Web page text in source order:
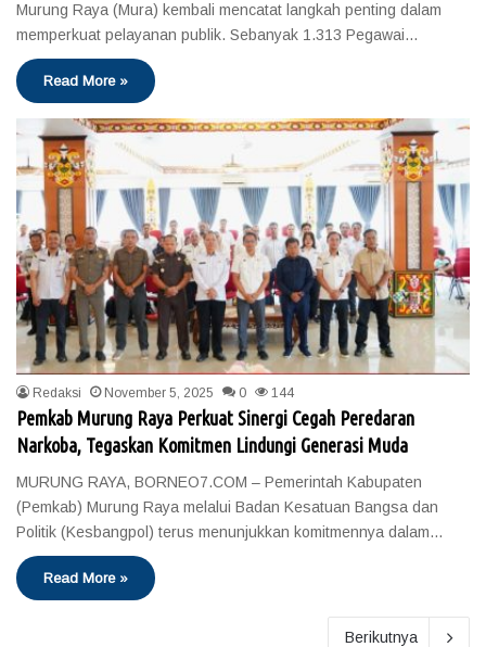
Murung Raya (Mura) kembali mencatat langkah penting dalam
memperkuat pelayanan publik. Sebanyak 1.313 Pegawai…
Read More »
Redaksi November 5, 2025 0 144
Pemkab Murung Raya Perkuat Sinergi Cegah Peredaran
Narkoba, Tegaskan Komitmen Lindungi Generasi Muda
MURUNG RAYA, BORNEO7.COM – Pemerintah Kabupaten
(Pemkab) Murung Raya melalui Badan Kesatuan Bangsa dan
Politik (Kesbangpol) terus menunjukkan komitmennya dalam…
Read More »
Berikutnya